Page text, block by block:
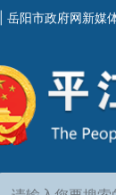
岳阳市政府网新媒